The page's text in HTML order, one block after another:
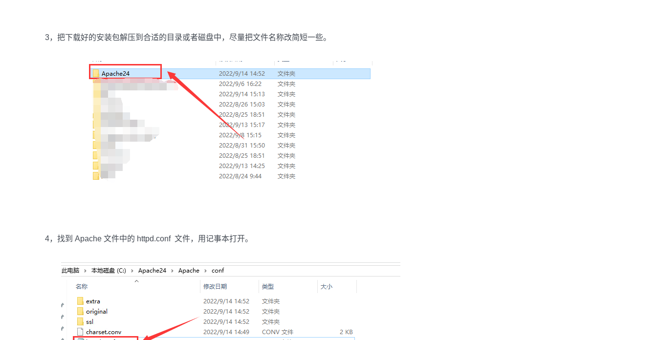
3，把下载好的安装包解压到合适的目录或者磁盘中，尽量把文件名称改简短一些。
4，找到 Apache 文件中的 httpd.conf 文件，用记事本打开。